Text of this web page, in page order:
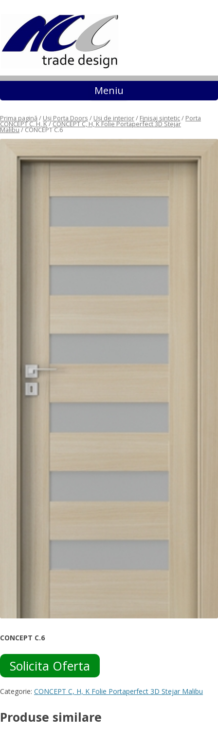
Meniu Sari la conținut
Prima pagină / Uși Porta Doors / Uși de interior/ Finisaj sintetic/ Porta
CONCEPT C, H, K/CONCEPT C, H, K Folie Portaperfect 3D Stejar
Malibu/ CONCEPT C.6
CONCEPT C.6
Solicita Oferta
Categorie: CONCEPT C, H, K Folie Portaperfect 3D Stejar Malibu
Produse similare